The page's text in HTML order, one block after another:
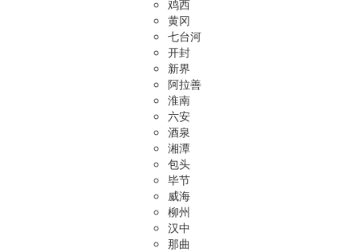
鸡西
黄冈
七台河
开封
新界
阿拉善
淮南
六安
酒泉
湘潭
包头
毕节
威海
柳州
汉中
那曲